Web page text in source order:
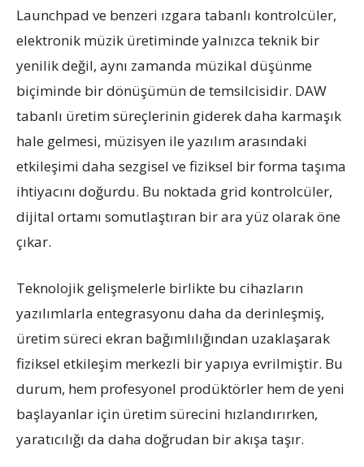
Launchpad ve benzeri ızgara tabanlı kontrolcüler,
elektronik müzik üretiminde yalnızca teknik bir
yenilik değil, aynı zamanda müzikal düşünme
biçiminde bir dönüşümün de temsilcisidir. DAW
tabanlı üretim süreçlerinin giderek daha karmaşık
hale gelmesi, müzisyen ile yazılım arasındaki
etkileşimi daha sezgisel ve fiziksel bir forma taşıma
ihtiyacını doğurdu. Bu noktada grid kontrolcüler,
dijital ortamı somutlaştıran bir ara yüz olarak öne
çıkar.
Teknolojik gelişmelerle birlikte bu cihazların
yazılımlarla entegrasyonu daha da derinleşmiş,
üretim süreci ekran bağımlılığından uzaklaşarak
fiziksel etkileşim merkezli bir yapıya evrilmiştir. Bu
durum, hem profesyonel prodüktörler hem de yeni
başlayanlar için üretim sürecini hızlandırırken,
yaratıcılığı da daha doğrudan bir akışa taşır.